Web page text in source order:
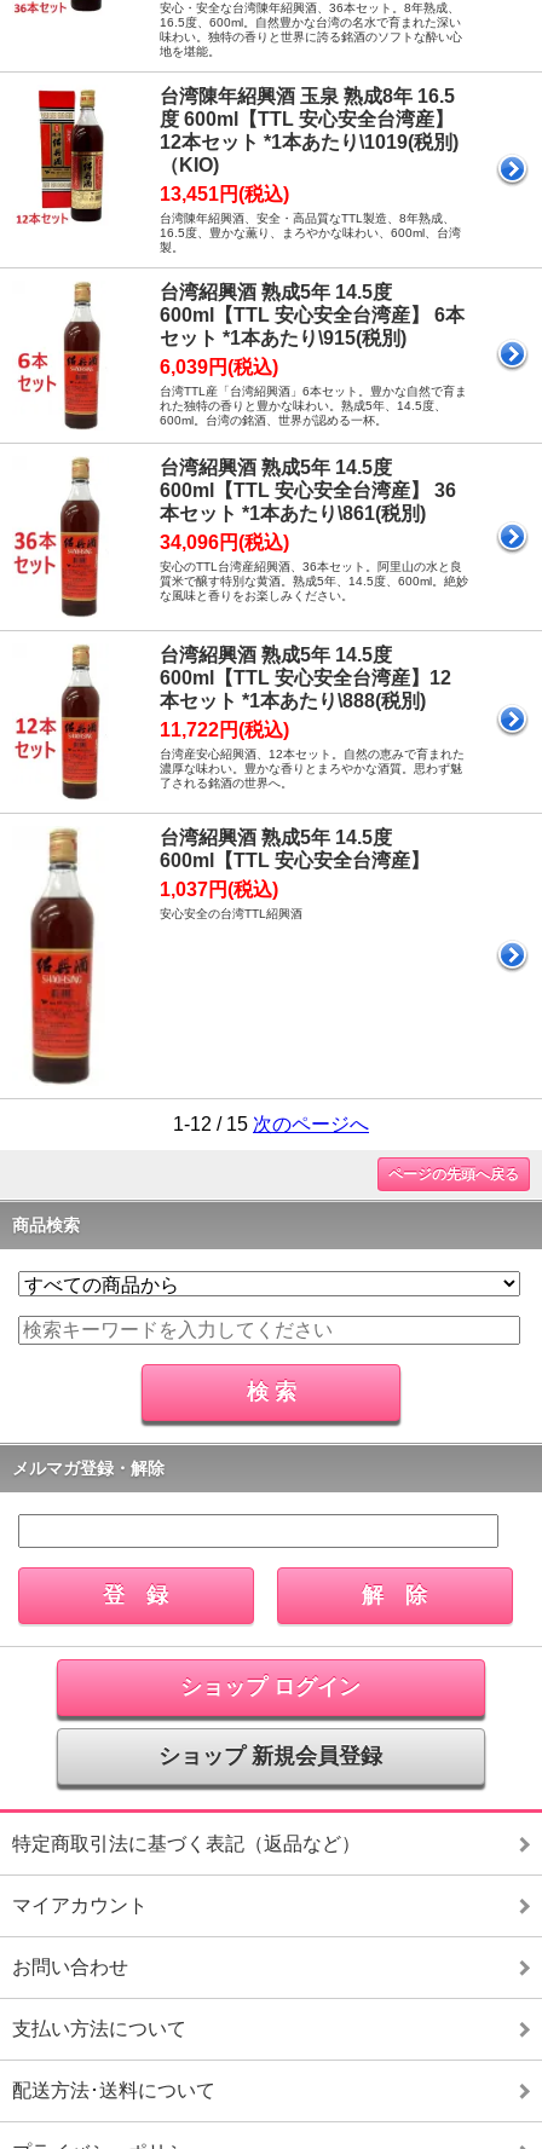
安心・安全な台湾陳年紹興酒、36本セット。8年熟成、
16.5度、600ml。自然豊かな台湾の名水で育まれた深い
味わい。独特の香りと世界に誇る銘酒のソフトな酔い心
地を堪能。
台湾陳年紹興酒 玉泉 熟成8年 16.5
度 600ml【TTL 安心安全台湾産】
12本セット *1本あたり\1019(税別)
（KIO)
13,451円(税込)
台湾陳年紹興酒、安全・高品質なTTL製造、8年熟成、
16.5度、豊かな薫り、まろやかな味わい、600ml、台湾
製。
台湾紹興酒 熟成5年 14.5度
600ml【TTL 安心安全台湾産】 6本
セット *1本あたり\915(税別)
6,039円(税込)
台湾TTL産「台湾紹興酒」6本セット。豊かな自然で育ま
れた独特の香りと豊かな味わい。熟成5年、14.5度、
600ml。台湾の銘酒、世界が認める一杯。
台湾紹興酒 熟成5年 14.5度
600ml【TTL 安心安全台湾産】 36
本セット *1本あたり\861(税別)
34,096円(税込)
安心のTTL台湾産紹興酒、36本セット。阿里山の水と良
質米で醸す特別な黄酒。熟成5年、14.5度、600ml。絶妙
な風味と香りをお楽しみください。
台湾紹興酒 熟成5年 14.5度
600ml【TTL 安心安全台湾産】12
本セット *1本あたり\888(税別)
11,722円(税込)
台湾産安心紹興酒、12本セット。自然の恵みで育まれた
濃厚な味わい。豊かな香りとまろやかな酒質。思わず魅
了される銘酒の世界へ。
台湾紹興酒 熟成5年 14.5度
600ml【TTL 安心安全台湾産】
1,037円(税込)
安心安全の台湾TTL紹興酒
1-12 / 15 次のページへ
ページの先頭へ戻る
商品検索
メルマガ登録・解除
ショップ ログイン
ショップ 新規会員登録
特定商取引法に基づく表記（返品など）
マイアカウント
お問い合わせ
支払い方法について
配送方法･送料について